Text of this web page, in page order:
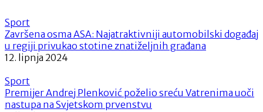
Sport
Završena osma ASA: Najatraktivniji automobilski događaj
u regiji privukao stotine znatiželjnih građana
12. lipnja 2024
Sport
Premijer Andrej Plenković poželio sreću Vatrenima uoči
nastupa na Svjetskom prvenstvu